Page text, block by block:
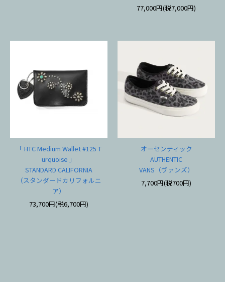
77,000円(税7,000円)
「 HTC Medium Wallet #125 T
urquoise 」
STANDARD CALIFORNIA
（スタンダードカリフォルニ
ア）
73,700円(税6,700円)
オーセンティック
AUTHENTIC
VANS（ヴァンズ）
7,700円(税700円)